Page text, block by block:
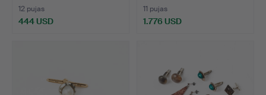
12 pujas
444 USD
11 pujas
1.776 USD